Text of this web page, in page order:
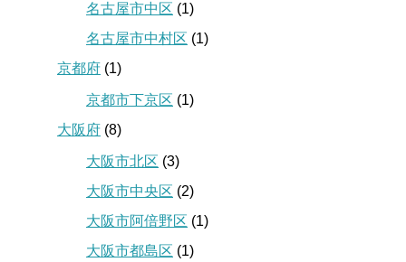
名古屋市中区 (1)
名古屋市中村区 (1)
京都府 (1)
京都市下京区 (1)
大阪府 (8)
大阪市北区 (3)
大阪市中央区 (2)
大阪市阿倍野区 (1)
大阪市都島区 (1)